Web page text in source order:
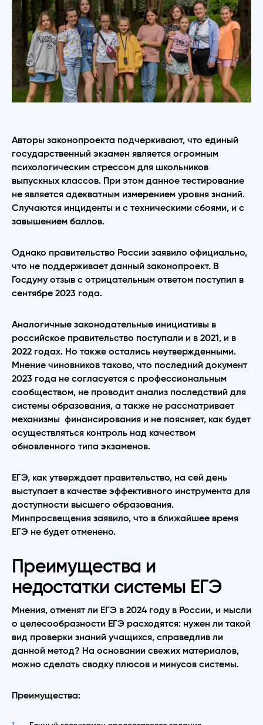
Авторы законопроекта подчеркивают, что единый
государственный экзамен является огромным
психологическим стрессом для школьников
выпускных классов. При этом данное тестирование
не является адекватным измерением уровня знаний.
Случаются инциденты и с техническими сбоями, и с
завышением баллов.
Однако правительство России заявило официально,
что не поддерживает данный законопроект. В
Госдуму отзыв с отрицательным ответом поступил в
сентябре 2023 года.
Аналогичные законодательные инициативы в
российское правительство поступали и в 2021, и в
2022 годах. Но также остались неутвержденными.
Мнение чиновников таково, что последний документ
2023 года не согласуется с профессиональным
сообществом, не проводит анализ последствий для
системы образования, а также не рассматривает
механизмы финансирования и не поясняет, как будет
осуществляться контроль над качеством
обновленного типа экзаменов.
ЕГЭ, как утверждает правительство, на сей день
выступает в качестве эффективного инструмента для
доступности высшего образования.
Минпросвещения заявило, что в ближайшее время
ЕГЭ не будет отменено.
Преимущества и
недостатки системы ЕГЭ
Мнения, отменят ли ЕГЭ в 2024 году в России, и мысли
о целесообразности ЕГЭ расходятся: нужен ли такой
вид проверки знаний учащихся, справедлив ли
данной метод? На основании свежих материалов,
можно сделать сводку плюсов и минусов системы.
Преимущества: